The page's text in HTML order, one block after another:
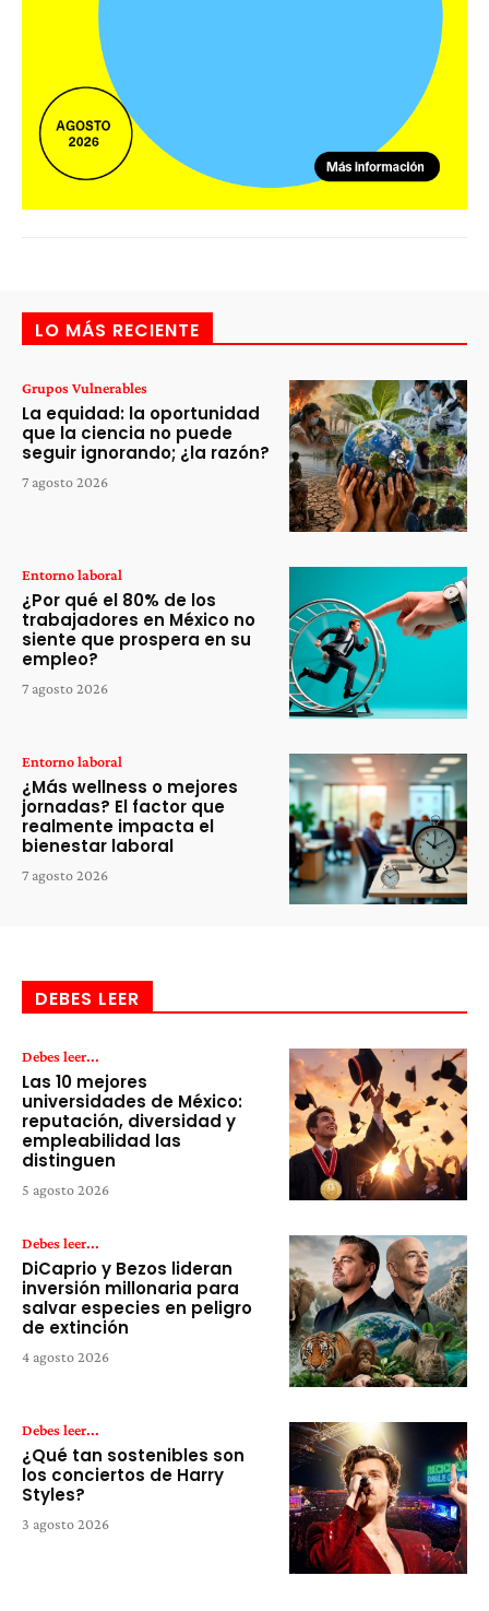
LO MÁS RECIENTE
Grupos Vulnerables
La equidad: la oportunidad
que la ciencia no puede
seguir ignorando; ¿la razón?
7 agosto 2026
Entorno laboral
¿Por qué el 80% de los
trabajadores en México no
siente que prospera en su
empleo?
7 agosto 2026
Entorno laboral
¿Más wellness o mejores
jornadas? El factor que
realmente impacta el
bienestar laboral
7 agosto 2026
DEBES LEER
Debes leer...
Las 10 mejores
universidades de México:
reputación, diversidad y
empleabilidad las
distinguen
5 agosto 2026
Debes leer...
DiCaprio y Bezos lideran
inversión millonaria para
salvar especies en peligro
de extinción
4 agosto 2026
Debes leer...
¿Qué tan sostenibles son
los conciertos de Harry
Styles?
3 agosto 2026